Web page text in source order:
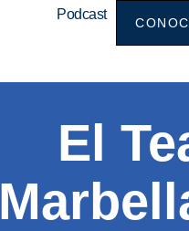
Podcast
El